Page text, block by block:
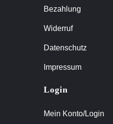
Bezahlung
Widerruf
Datenschutz
Impressum
Login
Mein Konto/Login